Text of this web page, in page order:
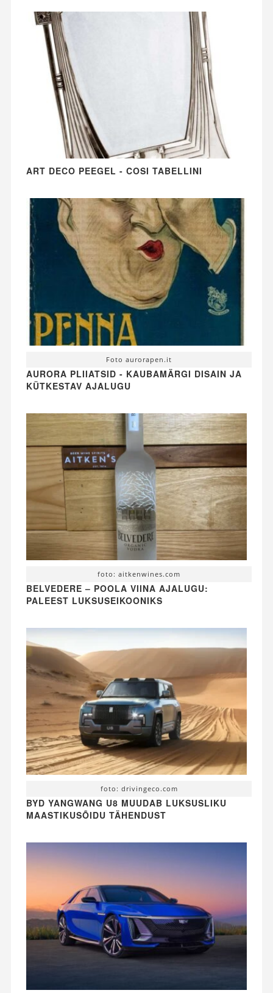
ART DECO PEEGEL - COSI TABELLINI
Foto aurorapen.it
AURORA PLIIATSID - KAUBAMÄRGI DISAIN JA
KÜTKESTAV AJALUGU
foto: aitkenwines.com
BELVEDERE – POOLA VIINA AJALUGU:
PALEEST LUKSUSEIKOONIKS
foto: drivingeco.com
BYD YANGWANG U8 MUUDAB LUKSUSLIKU
MAASTIKUSÕIDU TÄHENDUST